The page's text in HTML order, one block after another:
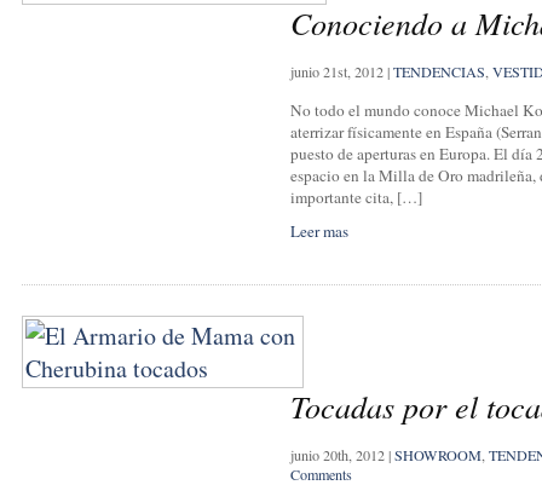
Conociendo a
junio 21st, 2012|TENDENCIAS
No todo el mundo conoce Michael
aterrizar físicamente en España
puesto de aperturas en Europa. El día
espacio en la Milla de Oro
importante cita, […]
Leer mas
Tocadas por el
junio 20th, 2012|SHOWROOM
Comments